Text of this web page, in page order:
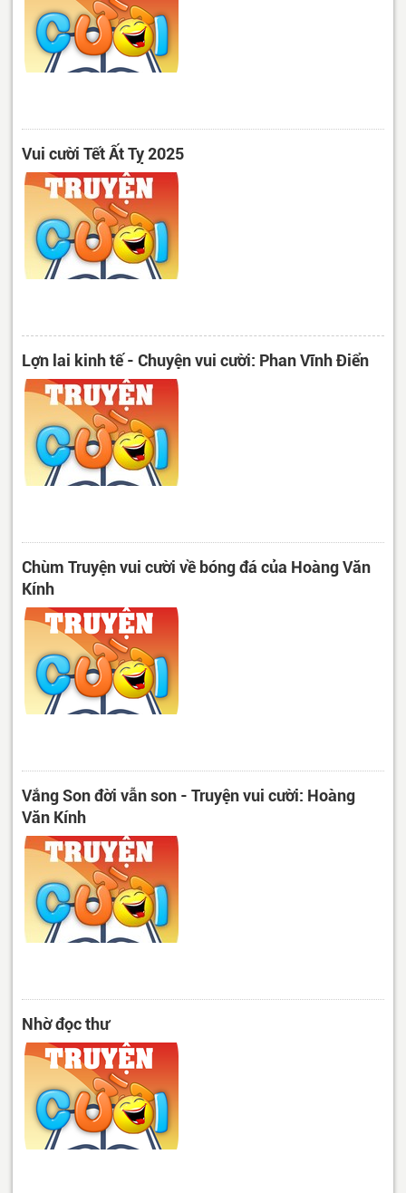
Vui cười Tết Ất Tỵ 2025
Lợn lai kinh tế - Chuyện vui cười: Phan Vĩnh Điển
Chùm Truyện vui cười về bóng đá của Hoàng Văn
Kính
Vắng Son đời vẫn son - Truyện vui cười: Hoàng
Văn Kính
Nhờ đọc thư